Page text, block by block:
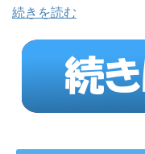
続きを読む